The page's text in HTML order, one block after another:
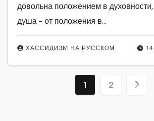
ХАССИДИЗМ НА РУССКОМ
довольна положением в
душа - от положения в…
Пагинация
1 2